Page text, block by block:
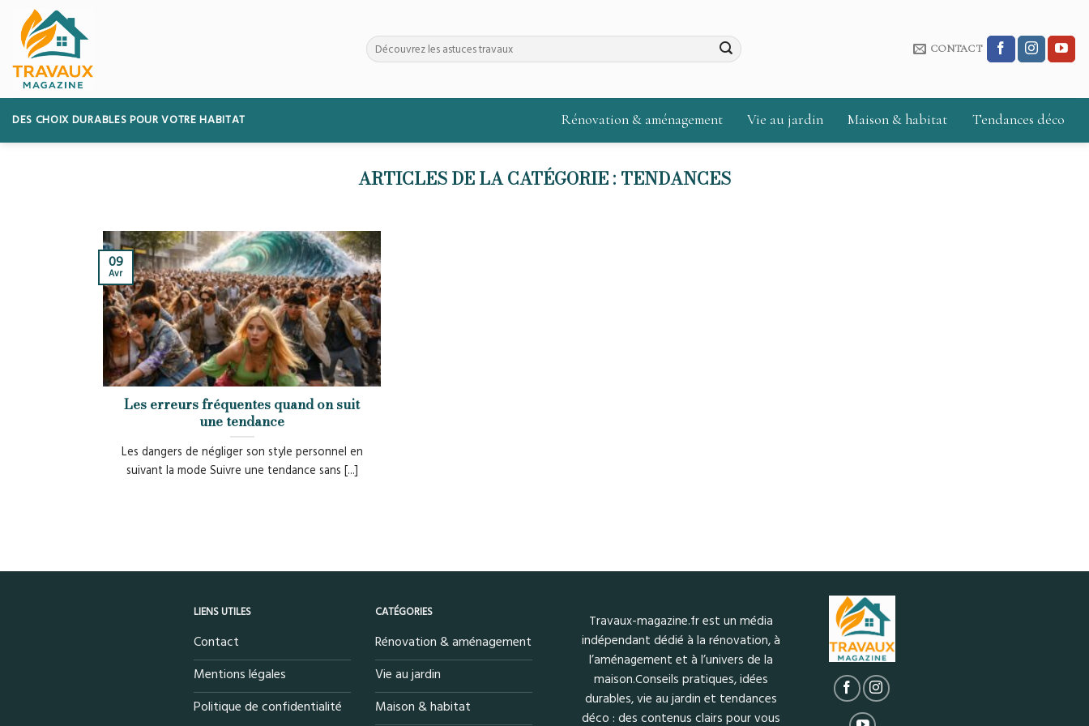
content
CONTACT
DES CHOIX DURABLES POUR VOTRE HABITAT Rénovation & aménagement Vie au jardin Maison & habitat Tendances déco
TENDANCES
Les erreurs fréquentes quand on suit
une tendance
Les dangers de négliger son style personnel en
suivant la mode Suivre une tendance sans [...]
09
Avr
LIENS UTILES
Contact
Mentions légales
Politique de confidentialité
CATÉGORIES
Rénovation & aménagement
Vie au jardin
Maison & habitat
Travaux-magazine.fr est un média
indépendant dédié à la rénovation, à
l’aménagement et à l’univers de la
maison.Conseils pratiques, idées
durables, vie au jardin et tendances
déco : des contenus clairs pour vous